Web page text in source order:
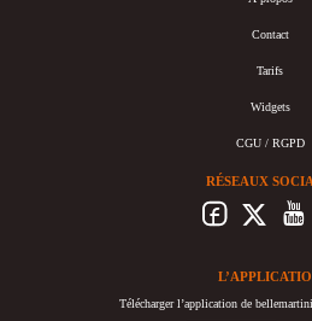
Contact
Tarifs
Widgets
CGU / RGPD
RÉSEAUX
Télécharger l’application de